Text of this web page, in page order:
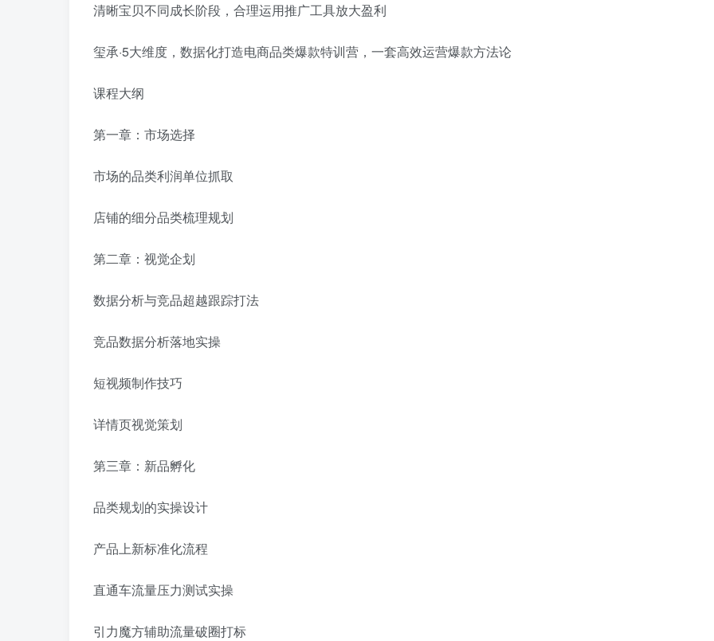
清晰宝贝不同成长阶段，合理运用推广工具放大盈利
玺承·5大维度，数据化打造电商品类爆款特训营，一套高效运营爆款方法论
课程大纲
第一章：市场选择
市场的品类利润单位抓取
店铺的细分品类梳理规划
第二章：视觉企划
数据分析与竞品超越跟踪打法
竞品数据分析落地实操
短视频制作技巧
详情页视觉策划
第三章：新品孵化
品类规划的实操设计
产品上新标准化流程
直通车流量压力测试实操
引力魔方辅助流量破圈打标